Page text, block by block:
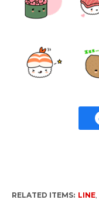
RELATED ITEMS: LINE,